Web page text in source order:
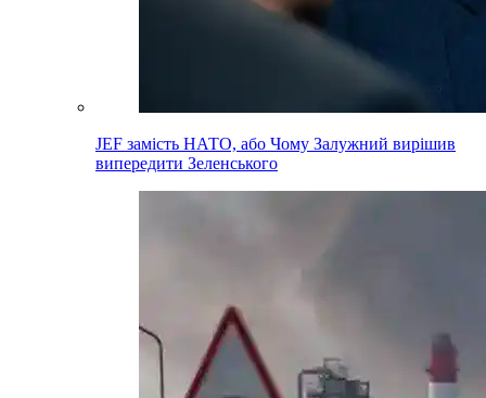
JEF замість НАТО, або Чому Залужний вирішив
випередити Зеленського